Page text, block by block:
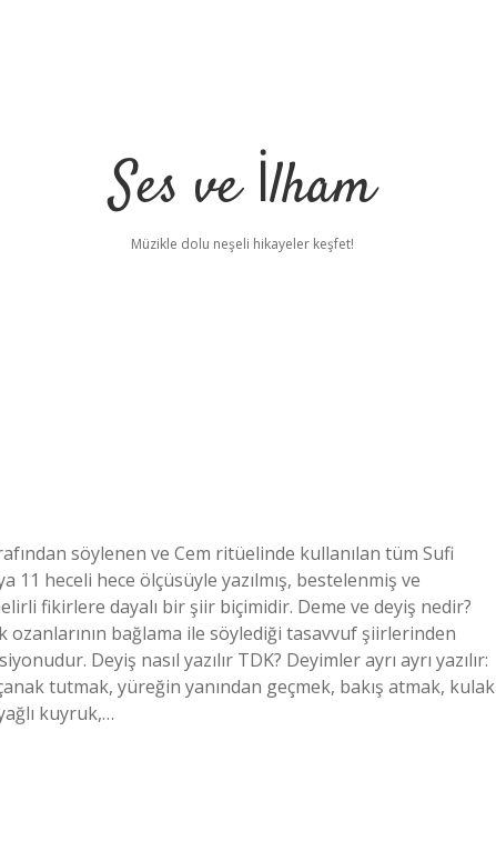
Ses ve İlham
Müzikle dolu neşeli hikayeler keşfet!
söylenen ve Cem ritüelinde kullanılan tüm Sufi
heceli hece ölçüsüyle yazılmış, bestelenmiş ve
fikirlere dayalı bir şiir biçimidir. Deme ve deyiş nedir?
bağlama ile söylediği tasavvuf şiirlerinden
Deyiş nasıl yazılır TDK? Deyimler ayrı ayrı yazılır:
tutmak, yüreğin yanından geçmek, bakış atmak, kulak
kuyruk,…